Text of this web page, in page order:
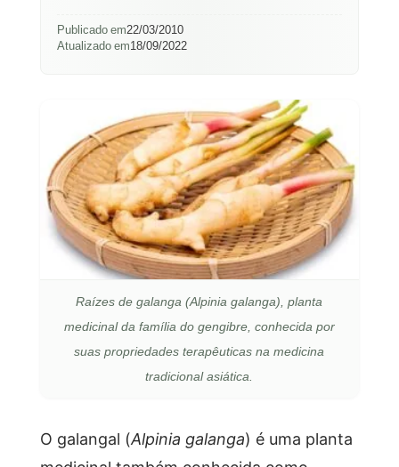
Publicado em22/03/2010
Atualizado em18/09/2022
Raízes de galanga (Alpinia galanga), planta
medicinal da família do gengibre, conhecida por
suas propriedades terapêuticas na medicina
tradicional asiática.
O galangal (Alpinia galanga) é uma planta